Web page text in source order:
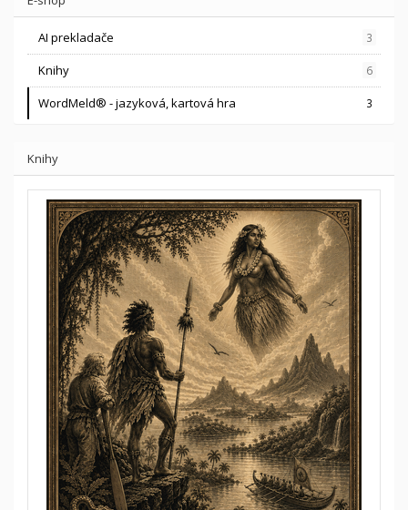
AI prekladače 3
Knihy 6
WordMeld® - jazyková, kartová hra 3
Knihy